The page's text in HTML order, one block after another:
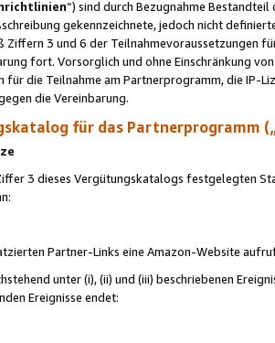
“) sind durch Bezugnahme Bestandteil
gekennzeichnete, jedoch nicht
Ziffern 3 und 6 der Teilnahmevoraussetzungen
fort. Vorsorglich und ohne Einschränkung
die Teilnahme am Partnerprogramm, die
die Vereinbarung.
für das Partnerprogramm
3 dieses Vergütungskatalogs festgelegten
Partner-Links eine Amazon-Website
unter (i), (ii) und (iii) beschriebenen
Ereignisse endet: